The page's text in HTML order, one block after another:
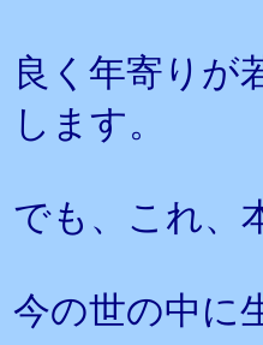
良く年寄りが
します。
でも、これ、
今の世の中に